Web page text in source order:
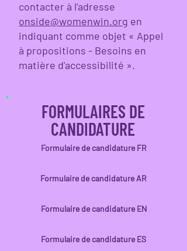
contacter à l'adresse
onside@womenwin.org en
indiquant comme objet « Appel
à propositions - Besoins en
matière d'accessibilité ».
FORMULAIRES DE
CANDIDATURE
Formulaire de candidature FR
Formulaire de candidature AR
Formulaire de candidature EN
Formulaire de candidature ES